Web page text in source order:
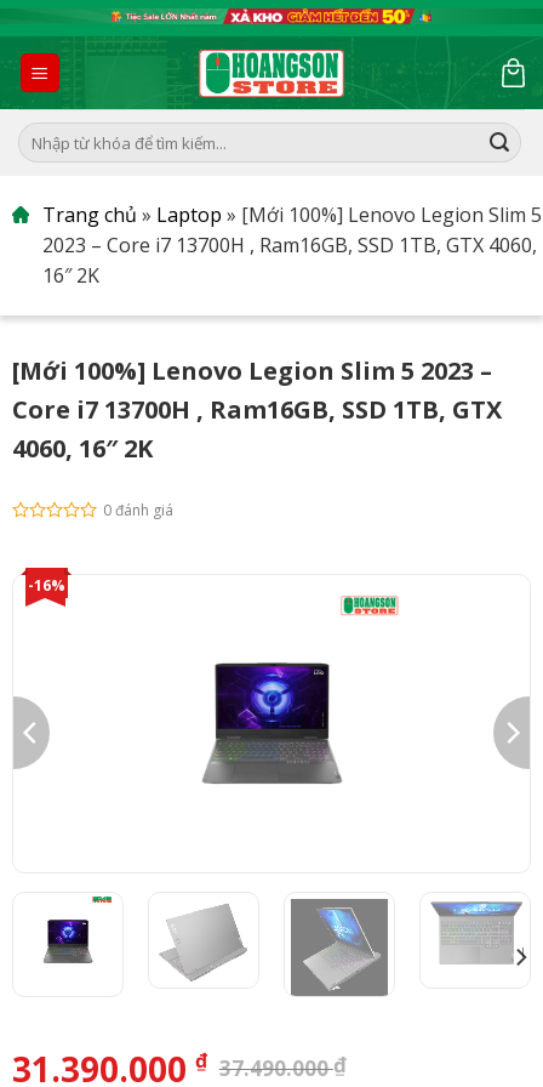
to
content
Tìm
kiếm:
Trang chủ » Laptop » [Mới 100%] Lenovo Legion Slim 5
2023 – Core i7 13700H , Ram16GB, SSD 1TB, GTX 4060,
16″ 2K
[Mới 100%] Lenovo Legion Slim 5 2023 –
Core i7 13700H , Ram16GB, SSD 1TB, GTX
4060, 16″ 2K
0 đánh giá
-16%
31.390.000 ₫ 37.490.000₫